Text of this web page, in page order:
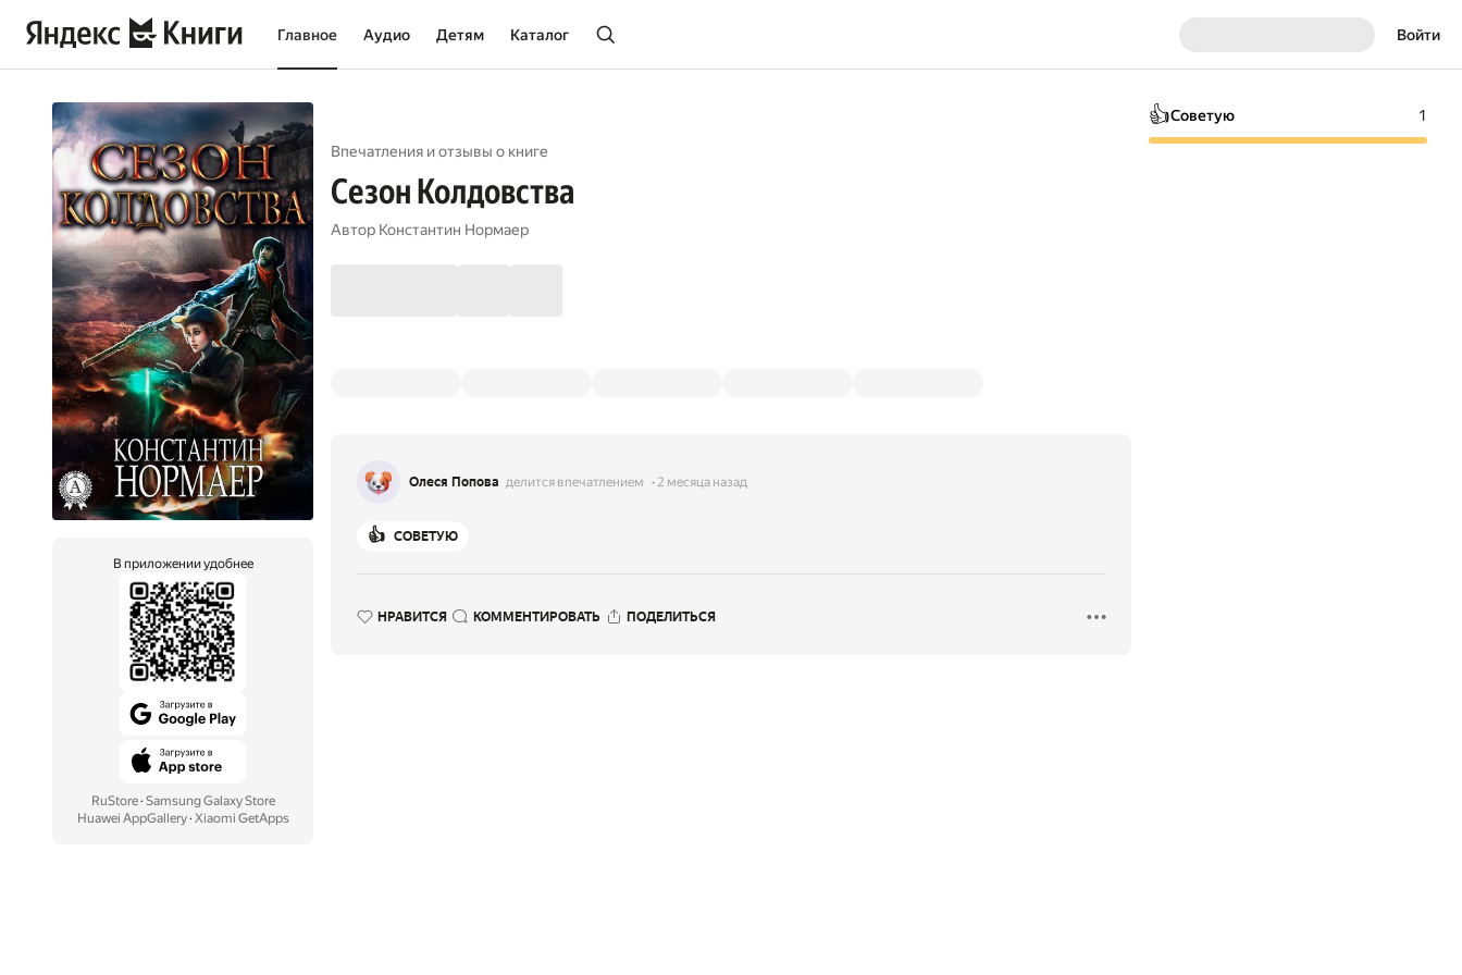
Главное Аудио Детям Каталог Войти
В приложении удобнее
RuStore· Samsung Galaxy Store
Huawei AppGallery· Xiaomi GetApps
Впечатления и отзывы о книге
Сезон Колдовства
Автор Константин Нормаер
Олеся Попова делится впечатлением 2 месяца назад
👍 СОВЕТУЮ
НРАВИТСЯ КОММЕНТИРОВАТЬ ПОДЕЛИТЬСЯ
👍Советую 1